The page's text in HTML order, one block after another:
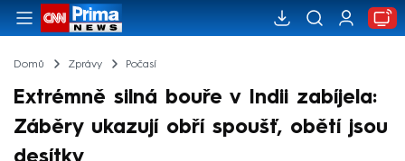
Domů Zprávy Počasí
Extrémně silná bouře v Indii zabíjela:
Záběry ukazují obří spoušť, obětí jsou
desítky